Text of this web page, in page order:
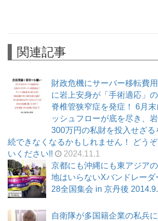
関連記事
財政危機にサーバー移転費
に岩上安身が「手術適応」
脊椎管狭窄症を発症！ 6月
ッシュフローが底を尽き、
300万円の私財を投入せざる
続できなくなるかもしれません！ どう
いください!!
2024.11.1
京都にも沖縄にも東アジア
地はいらないXバンドレーダ
28全国集会 in 京丹後
自衛隊が多国籍企業の私兵